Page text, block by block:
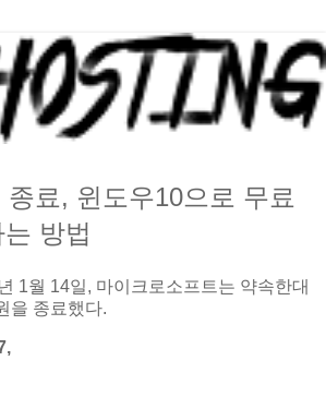
료, 윈도우10으로 무료
방법
1월 14일, 마이크로소프트는 약속한대
을 종료했다.